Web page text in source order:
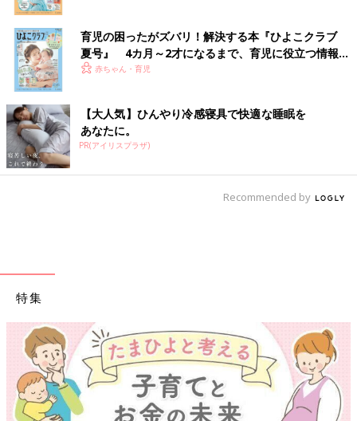
育児の困ったがズバリ！解決する本『ひよこクラブ
夏号』 4カ月～2才になるまで、育児に役立つ情報が
いっぱい！
赤ちゃん・育児
【大人気】ひんやり冷感寝具で快適な睡眠を
あなたに。
PR(アイリスプラザ)
Recommended by
特集